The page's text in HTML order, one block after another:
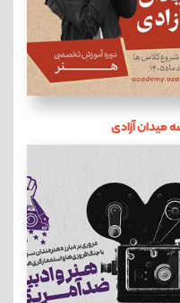
میدان آزادی